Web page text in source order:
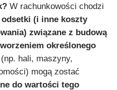
W rachunkowości chodzi
odsetki (i inne koszty
związane z budową
określonego
hali, maszyny,
mogą zostać
do wartości tego